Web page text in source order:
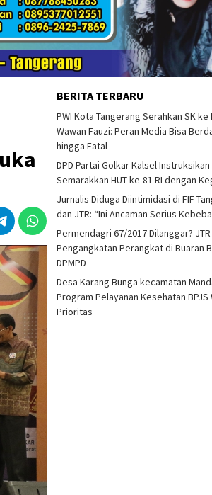
BERITA TERBARU
PWI Kota Tangerang Serahkan SK
Wawan Fauzi: Peran Media Bisa
hingga Fatal
DPD Partai Golkar Kalsel
Semarakkan HUT ke-81 RI dengan
Jurnalis Diduga Diintimidasi di FIF
dan JTR: “Ini Ancaman Serius
Permendagri 67/2017 Dilanggar?
Pengangkatan Perangkat di Buaran
DPMPD
Desa Karang Bunga kecamatan
Program Pelayanan Kesehatan BPJS
Prioritas